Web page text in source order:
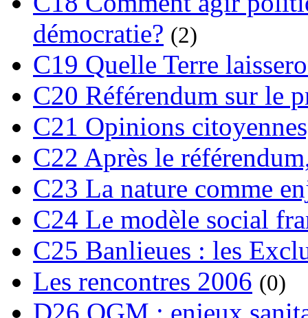
démocratie? (2)
C19 Quelle Terre
C20 Référendum sur le
C21 Opinions
C22 Après le
C23 La nature comme
C24 Le modèle social
C25 Banlieues : les
Les rencontres 2006 (0)
D26 OGM : enjeux